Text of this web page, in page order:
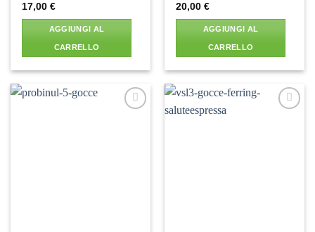
17,00€
AGGIUNGI AL
CARRELLO
20,00€
AGGIUNGI AL
CARRELLO